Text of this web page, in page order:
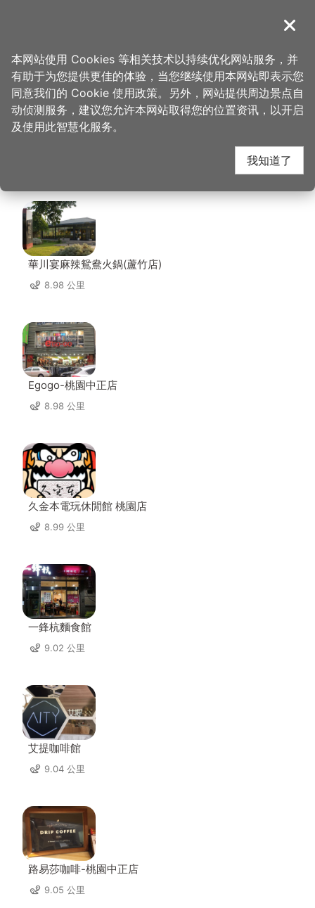
導覽
首页 > 想去的地方 > 住宿 > 爱之星汽车旅馆
爱之星汽车旅馆 周边店
家
華川宴麻辣鴛鴦火鍋(蘆竹店)
8.98 公里
Egogo-桃園中正店
8.98 公里
久金本電玩休閒館 桃園店
8.99 公里
一鋒杭麵食館
9.02 公里
艾提咖啡館
9.04 公里
路易莎咖啡-桃園中正店
9.05 公里
关闭
本网站使用 Cookies 等相关技术以持续优化网站服务，并
有助于为您提供更佳的体验，当您继续使用本网站即表示您
同意我们的 Cookie 使用政策。另外，网站提供周边景点自
动侦测服务，建议您允许本网站取得您的位置资讯，以开启
及使用此智慧化服务。
我知道了